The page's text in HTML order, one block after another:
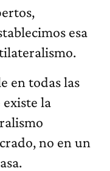
esa
en todas las
existe la
no en un